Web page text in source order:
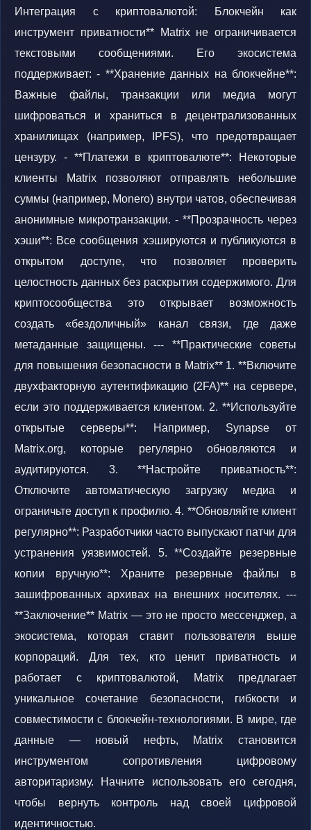
Интеграция с криптовалютой: Блокчейн как
инструмент приватности** Matrix не ограничивается
текстовыми сообщениями. Его экосистема
поддерживает: - **Хранение данных на блокчейне**:
Важные файлы, транзакции или медиа могут
шифроваться и храниться в децентрализованных
хранилищах (например, IPFS), что предотвращает
цензуру. - **Платежи в криптовалюте**: Некоторые
клиенты Matrix позволяют отправлять небольшие
суммы (например, Monero) внутри чатов, обеспечивая
анонимные микротранзакции. - **Прозрачность через
хэши**: Все сообщения хэшируются и публикуются в
открытом доступе, что позволяет проверить
целостность данных без раскрытия содержимого. Для
криптосообщества это открывает возможность
создать «бездоличный» канал связи, где даже
метаданные защищены. --- **Практические советы
для повышения безопасности в Matrix** 1. **Включите
двухфакторную аутентификацию (2FA)** на сервере,
если это поддерживается клиентом. 2. **Используйте
открытые серверы**: Например, Synapse от
Matrix.org, которые регулярно обновляются и
аудитируются. 3. **Настройте приватность**:
Отключите автоматическую загрузку медиа и
ограничьте доступ к профилю. 4. **Обновляйте клиент
регулярно**: Разработчики часто выпускают патчи для
устранения уязвимостей. 5. **Создайте резервные
копии вручную**: Храните резервные файлы в
зашифрованных архивах на внешних носителях. ---
**Заключение** Matrix — это не просто мессенджер, а
экосистема, которая ставит пользователя выше
корпораций. Для тех, кто ценит приватность и
работает с криптовалютой, Matrix предлагает
уникальное сочетание безопасности, гибкости и
совместимости с блокчейн-технологиями. В мире, где
данные — новый нефть, Matrix становится
инструментом сопротивления цифровому
авторитаризму. Начните использовать его сегодня,
чтобы вернуть контроль над своей цифровой
идентичностью.